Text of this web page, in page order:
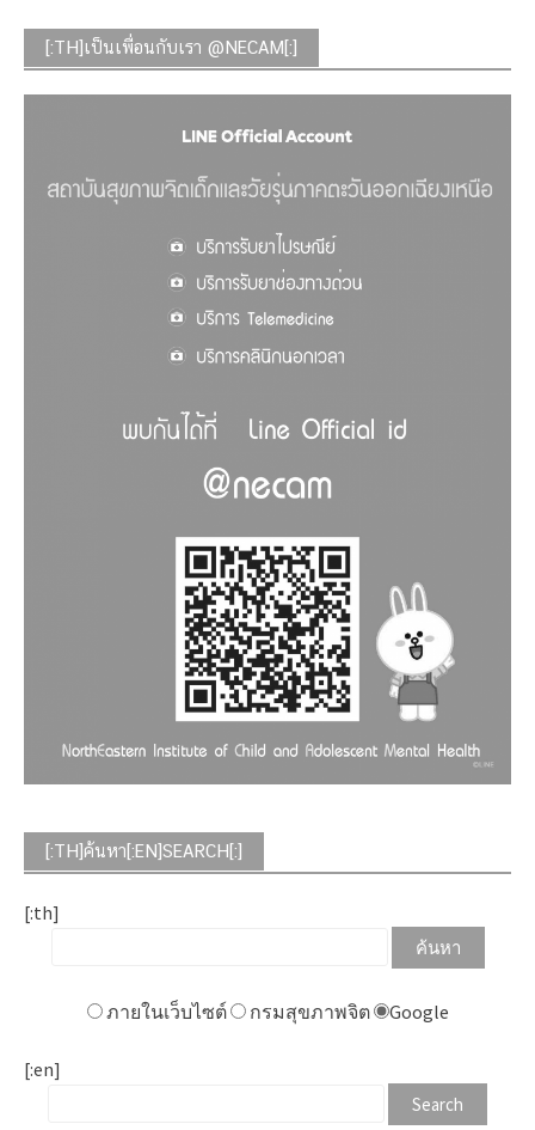
[:TH]เป็นเพื่อนกับเรา @NECAM[:]
[:TH]ค้นหา[:EN]SEARCH[:]
[:th]
ภายในเว็บไซต์ กรมสุขภาพจิต Google
[:en]